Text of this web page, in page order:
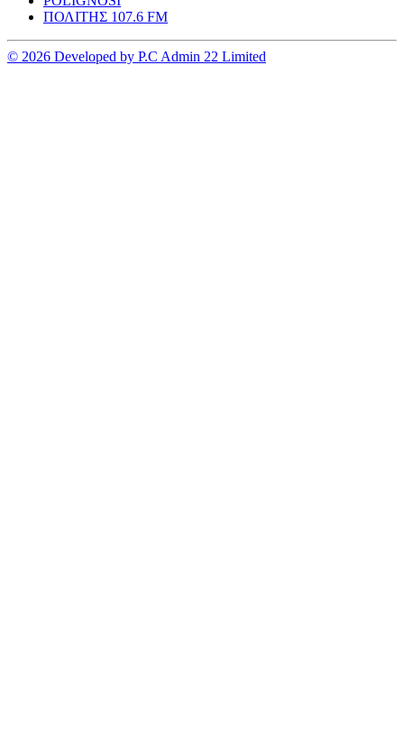
ΠΟΛΙΤΗΣ 107.6 FM
© 2026 Developed by P.C Admin 22 Limited